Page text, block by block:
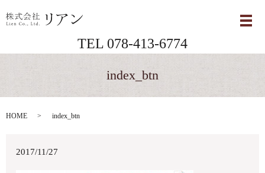
メ
TEL 078-413-6774
index_btn
HOME index_btn
2017/11/27